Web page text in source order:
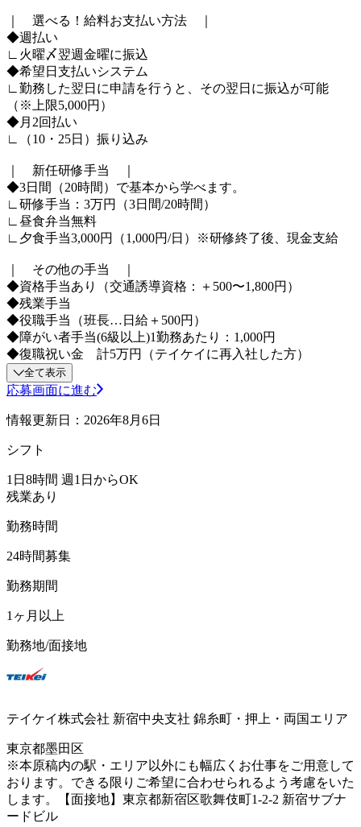
｜ 選べる！給料お支払い方法 ｜
◆週払い
∟火曜〆翌週金曜に振込
◆希望日支払いシステム
∟勤務した翌日に申請を行うと、その翌日に振込が可能
（※上限5,000円）
◆月2回払い
∟（10・25日）振り込み
｜ 新任研修手当 ｜
◆3日間（20時間）で基本から学べます。
∟研修手当：3万円（3日間/20時間）
∟昼食弁当無料
∟夕食手当3,000円（1,000円/日）※研修終了後、現金支給
｜ その他の手当 ｜
◆資格手当あり（交通誘導資格：＋500〜1,800円）
◆残業手当
◆役職手当（班長…日給＋500円）
◆障がい者手当(6級以上)1勤務あたり：1,000円
◆復職祝い金 計5万円（テイケイに再入社した方）
全て表示
応募画面に進む
情報更新日：2026年8月6日
シフト
1日8時間 週1日からOK
残業あり
勤務時間
24時間募集
勤務期間
1ヶ月以上
勤務地/面接地
テイケイ株式会社 新宿中央支社 錦糸町・押上・両国エリア
東京都墨田区
※本原稿内の駅・エリア以外にも幅広くお仕事をご用意して
おります。できる限りご希望に合わせられるよう考慮をいた
します。【面接地】東京都新宿区歌舞伎町1-2-2 新宿サブナ
ードビル